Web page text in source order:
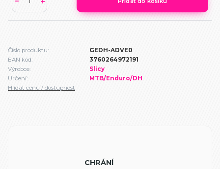
Číslo produktu:
GEDH-ADVE0
EAN kód:
3760264972191
Výrobce:
Slicy
Určení:
MTB/Enduro/DH
Hlídat cenu / dostupnost
CHRÁNÍ